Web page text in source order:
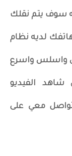
سوف يتم نقلك
لديه نظام
واسلس واسرع
الفيديو
معي على